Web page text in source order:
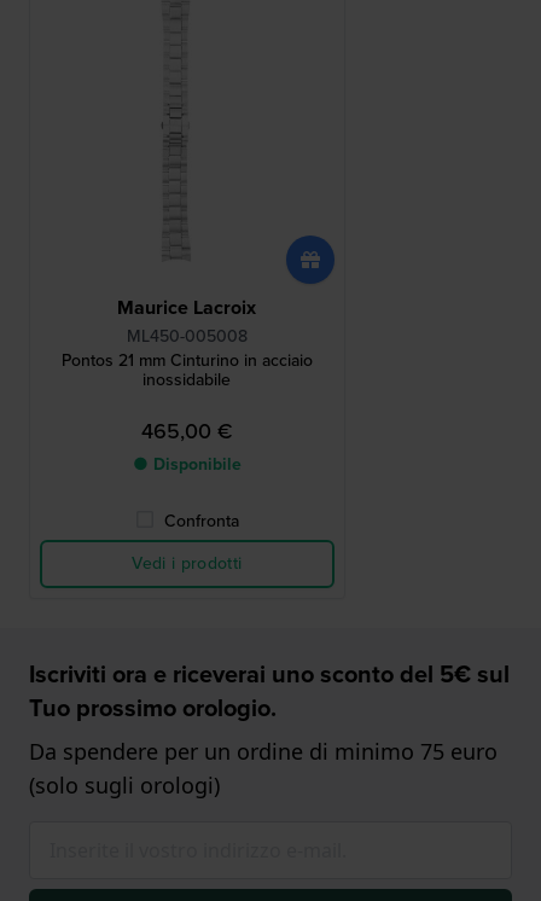
Maurice Lacroix
ML450-005008
Pontos 21 mm Cinturino in acciaio
inossidabile
465,00 €
● Disponibile
Confronta
Vedi i prodotti
Iscriviti ora e riceverai uno sconto del 5€ sul
Tuo prossimo orologio.
Da spendere per un ordine di minimo 75 euro
(solo sugli orologi)